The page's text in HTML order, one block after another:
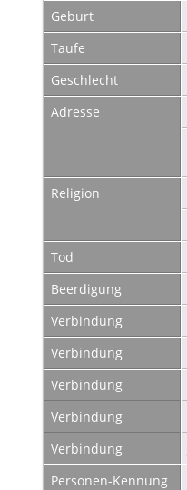
Geburt
Taufe
Geschlecht
Adresse
Religion
Tod
Beerdigung
Verbindung
Verbindung
Verbindung
Verbindung
Verbindung
Personen-Kennung